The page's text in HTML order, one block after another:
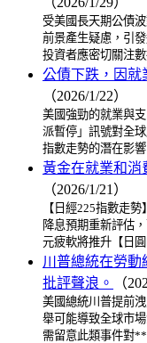
受美國長天期公債
前景產生疑慮，引
投資者應密切關注
公債下跌，因就
（2026/1/22）
美國強勁的就業與
派暫停」訊號對全
指數走勢的潛在影
黃金在就業和消
（2026/1/21）
【日經225指數走
降息預期重新評估
元疲軟將推升【日
川普總統在勞動
批評聲浪。
（
美國總統川普提前
舉可能導致全球市
需留意此類事件對